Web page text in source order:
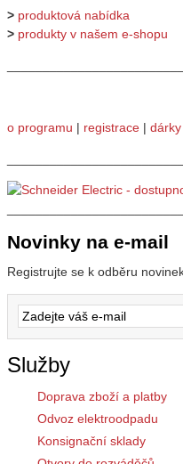
> produktová nabídka
> produkty v našem e-shopu
o programu | registrace | dárky
Novinky na e-mail
Registrujte se k odběru
Služby
Doprava zboží a platby
Odvoz elektroodpadu
Konsignační sklady